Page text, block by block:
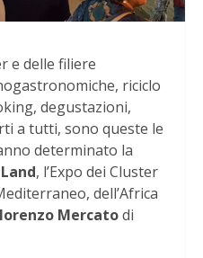
e delle filiere
riciclo
degustazioni,
a tutti, sono queste le
determinato la
, l’Expo dei Cluster
dell’Africa
Mercatodi